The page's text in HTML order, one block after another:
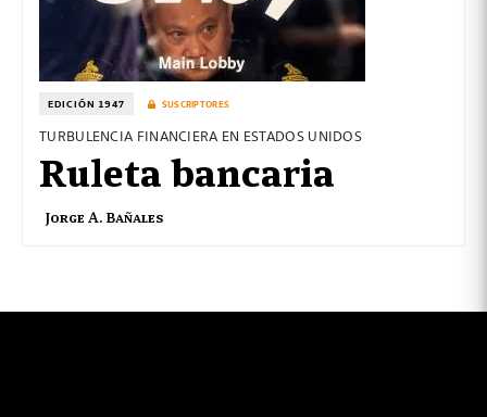
EDICIÓN 1947 SUSCRIPTORES
TURBULENCIA FINANCIERA EN ESTADOS UNIDOS
Ruleta bancaria
Jorge A. Bañales